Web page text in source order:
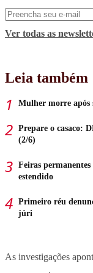
Ver todas as
Leia também
Mulher morre após
Prepare o casaco:
(2/6)
Feiras
estendido
Primeiro réu
júri
As investigações